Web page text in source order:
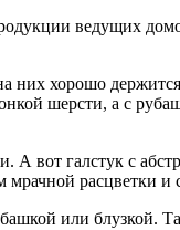
ведущих
них хорошо
шерсти, а с
вот галстук с
расцветки и
или блузкой.